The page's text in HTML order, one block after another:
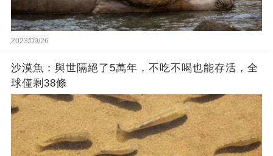
2023/09/26
沙漠魚：與世隔絕了5萬年，不吃不喝也能存活，全
球僅剩38條